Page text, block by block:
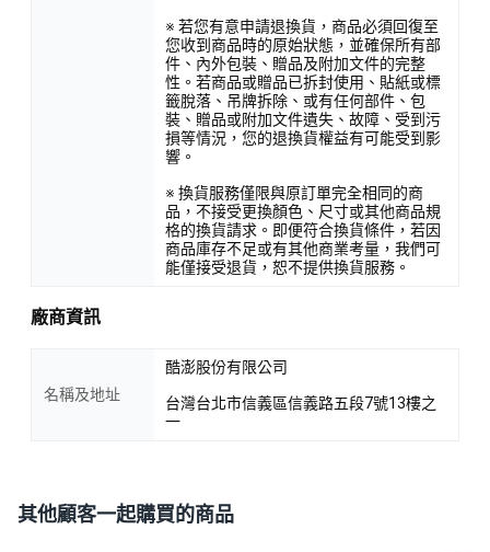
※ 若您有意申請退換貨，商品必須回復至
您收到商品時的原始狀態，並確保所有部
件、內外包裝、贈品及附加文件的完整
性。若商品或贈品已拆封使用、貼紙或標
籤脫落、吊牌拆除、或有任何部件、包
裝、贈品或附加文件遺失、故障、受到污
損等情況，您的退換貨權益有可能受到影
響。
※ 換貨服務僅限與原訂單完全相同的商
品，不接受更換顏色、尺寸或其他商品規
格的換貨請求。即便符合換貨條件，若因
商品庫存不足或有其他商業考量，我們可
能僅接受退貨，恕不提供換貨服務。
廠商資訊
名稱及地址
酷澎股份有限公司
台灣台北市信義區信義路五段7號13樓之
一
其他顧客一起購買的商品